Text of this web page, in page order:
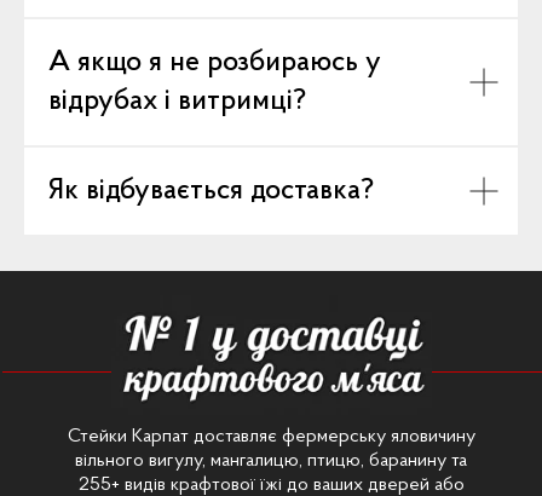
А якщо я не розбираюсь у
відрубах і витримці?
Як відбувається доставка?
Стейки Карпат доставляє фермерську яловичину
вільного вигулу, мангалицю, птицю, баранину та
255+ видів крафтової їжі до ваших дверей або